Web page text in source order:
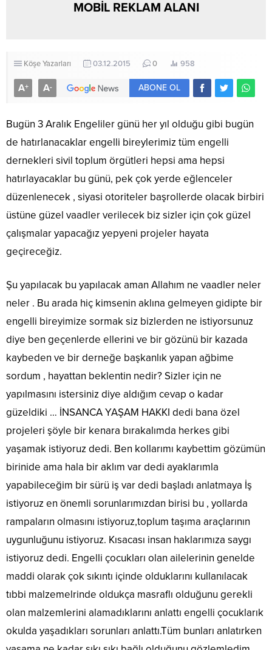
MOBİL REKLAM ALANI
Köşe Yazarları 03.12.2015 0 958
A+ A- ABONE OL
Bugün 3 Aralık Engeliler günü her yıl olduğu gibi bugün
de hatırlanacaklar engelli bireylerimiz tüm engelli
dernekleri sivil toplum örgütleri hepsi ama hepsi
hatırlayacaklar bu günü, pek çok yerde eğlenceler
düzenlenecek , siyasi otoriteler başrollerde olacak birbiri
üstüne güzel vaadler verilecek biz sizler için çok güzel
çalışmalar yapacağız yepyeni projeler hayata
geçireceğiz.
Şu yapılacak bu yapılacak aman Allahım ne vaadler neler
neler . Bu arada hiç kimsenin aklına gelmeyen gidipte bir
engelli bireyimize sormak siz bizlerden ne istiyorsunuz
diye ben geçenlerde ellerini ve bir gözünü bir kazada
kaybeden ve bir derneğe başkanlık yapan ağbime
sordum , hayattan beklentin nedir? Sizler için ne
yapılmasını istersiniz diye aldığım cevap o kadar
güzeldiki … İNSANCA YAŞAM HAKKI dedi bana özel
projeleri şöyle bir kenara bırakalımda herkes gibi
yaşamak istiyoruz dedi. Ben kollarımı kaybettim gözümün
birinide ama hala bir aklım var dedi ayaklarımla
yapabileceğim bir sürü iş var dedi başladı anlatmaya İş
istiyoruz en önemli sorunlarımızdan birisi bu , yollarda
rampaların olmasını istiyoruz,toplum taşıma araçlarının
uygunluğunu istiyoruz. Kısacası insan haklarımıza saygı
istiyoruz dedi. Engelli çocukları olan ailelerinin genelde
maddi olarak çok sıkıntı içinde olduklarını kullanılacak
tıbbi malzemelrinde oldukça masraflı olduğunu gerekli
olan malzemlerini alamadıklarını anlattı engelli çocuklarık
okulda yaşadıkları sorunları anlattı.Tüm bunları anlatırken